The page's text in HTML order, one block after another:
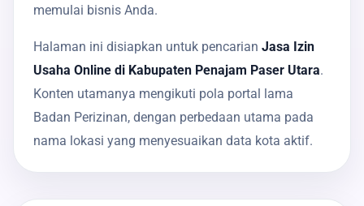
memulai bisnis Anda.
Halaman ini disiapkan untuk pencarian Jasa Izin
Usaha Online di Kabupaten Penajam Paser Utara.
Konten utamanya mengikuti pola portal lama
Badan Perizinan, dengan perbedaan utama pada
nama lokasi yang menyesuaikan data kota aktif.